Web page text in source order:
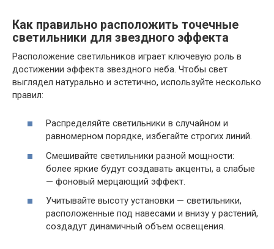
Как правильно расположить точечные
светильники для звездного эффекта
Расположение светильников играет ключевую роль в
достижении эффекта звездного неба. Чтобы свет
выглядел натурально и эстетично, используйте несколько
правил:
Распределяйте светильники в случайном и
равномерном порядке, избегайте строгих линий.
Смешивайте светильники разной мощности:
более яркие будут создавать акценты, а слабые
— фоновый мерцающий эффект.
Учитывайте высоту установки — светильники,
расположенные под навесами и внизу у растений,
создадут динамичный объем освещения.